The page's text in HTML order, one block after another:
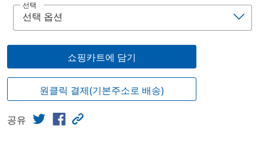
선택
쇼핑카트에 담기
원클릭 결제(기본주소로 배송)
공유